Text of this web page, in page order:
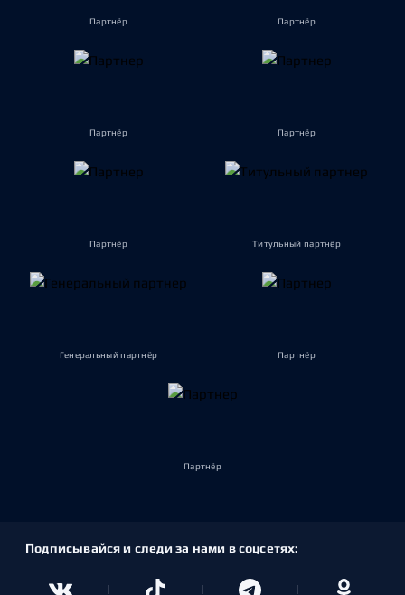
Партнёр Партнёр
Партнёр Партнёр
Партнёр Титульный партнёр
Генеральный партнёр Партнёр
Партнёр
Подписывайся и следи за нами в соцсетях: